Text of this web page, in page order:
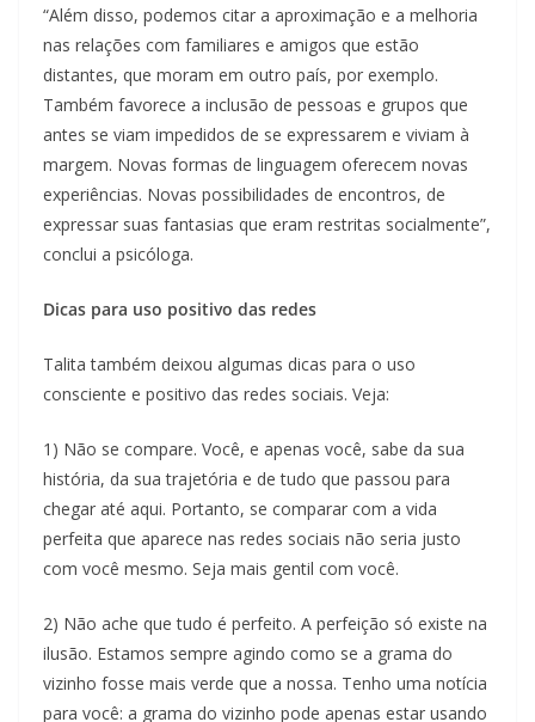
“Além disso, podemos citar a aproximação e a melhoria
nas relações com familiares e amigos que estão
distantes, que moram em outro país, por exemplo.
Também favorece a inclusão de pessoas e grupos que
antes se viam impedidos de se expressarem e viviam à
margem. Novas formas de linguagem oferecem novas
experiências. Novas possibilidades de encontros, de
expressar suas fantasias que eram restritas socialmente”,
conclui a psicóloga.
Dicas para uso positivo das redes
Talita também deixou algumas dicas para o uso
consciente e positivo das redes sociais. Veja:
1) Não se compare. Você, e apenas você, sabe da sua
história, da sua trajetória e de tudo que passou para
chegar até aqui. Portanto, se comparar com a vida
perfeita que aparece nas redes sociais não seria justo
com você mesmo. Seja mais gentil com você.
2) Não ache que tudo é perfeito. A perfeição só existe na
ilusão. Estamos sempre agindo como se a grama do
vizinho fosse mais verde que a nossa. Tenho uma notícia
para você: a grama do vizinho pode apenas estar usando